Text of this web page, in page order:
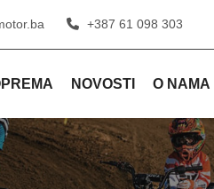
+387 61 098 303
NOVOSTI O NAMA